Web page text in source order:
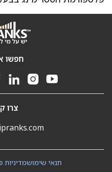
חפשו
צרו
מדיניותתנאי שימוש